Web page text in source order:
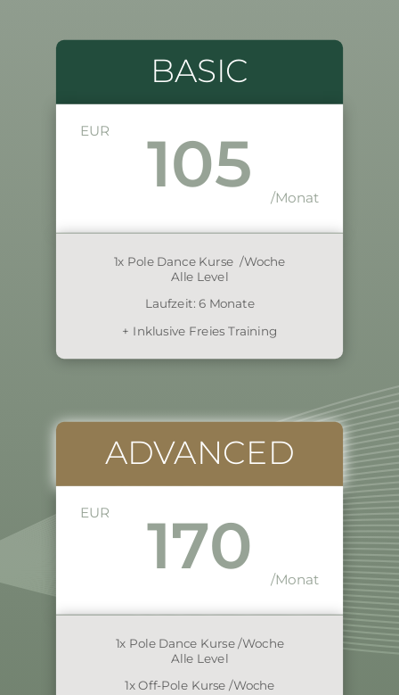
BASIC
EUR 105 /Monat
1x Pole Dance Kurse /Woche
Alle Level
Laufzeit: 6 Monate
+ Inklusive Freies Training
ADVANCED
EUR 170 /Monat
1x Pole Dance Kurse /Woche
Alle Level
1x Off-Pole Kurse /Woche